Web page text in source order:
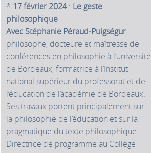
* 17 février 2024: Le geste
philosophique
Avec Stéphanie Péraud-Puigségur
philosophe, docteure et maîtresse de
conférences en philosophie à l’université
de Bordeaux, formatrice à l’Institut
national supérieur du professorat et de
l’éducation de l’académie de Bordeaux.
Ses travaux portent principalement sur
la philosophie de l’éducation et sur la
pragmatique du texte philosophique.
Directrice de programme au Collège